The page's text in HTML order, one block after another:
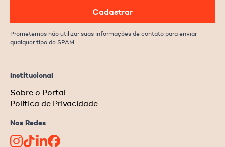
Institucional
Sobre o Portal
Política de Privacidade
Nas Redes
Cadastrar
Prometemos não utilizar suas informações de contato para enviar
qualquer tipo de SPAM.